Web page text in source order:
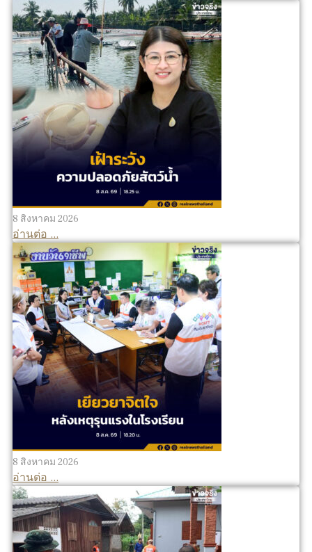
8 สิงหาคม 2026
อ่านต่อ ...
8 สิงหาคม 2026
อ่านต่อ ...